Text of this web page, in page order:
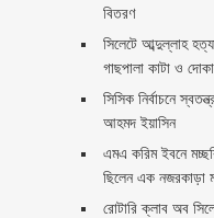
বিতরণ ‎ ‎
সিলেটে আব্দুল্লাহ
গাছপালা কাটা ও
সিসিক নির্বাচনে
আহমদ ইয়াসিন
এমএ করিম ইবনে
ছিলেন এক নজরকাড়া
রোটারি ক্লাব অব